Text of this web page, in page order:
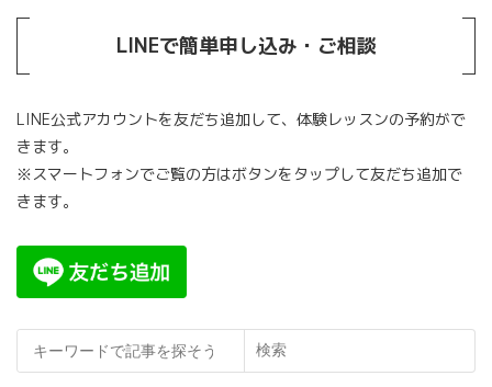
LINEで簡単申し込み・ご相談
LINE公式アカウントを友だち追加して、体験レッスンの予約がで
きます。
※スマートフォンでご覧の方はボタンをタップして友だち追加で
きます。
検索